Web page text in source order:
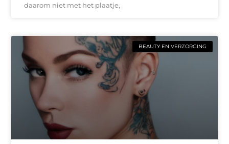
daarom niet met het plaatje,
BEAUTY EN VERZORGING